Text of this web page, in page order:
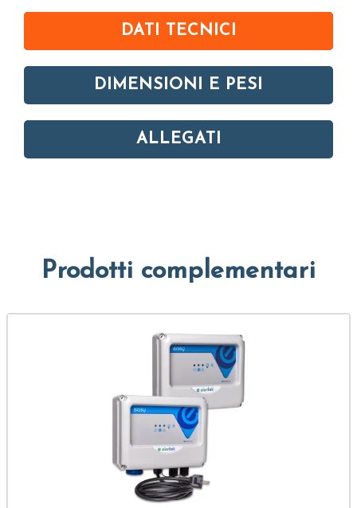
DATI TECNICI
DIMENSIONI E PESI
ALLEGATI
Prodotti complementari